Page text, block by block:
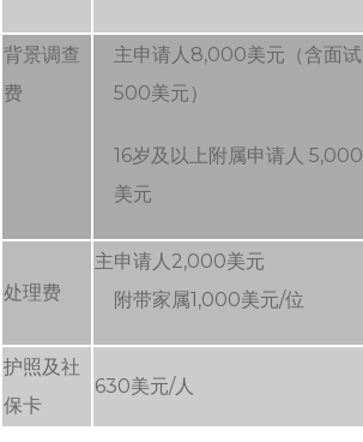
背景调查
费
主申请人8,000美元（含面试
500美元）
16岁及以上附属申请人 5,000
美元
处理费
主申请人2,000美元
附带家属1,000美元/位
护照及社
保卡
630美元/人